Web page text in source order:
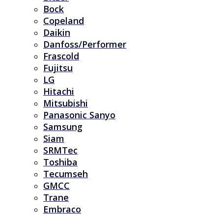
Bock
Copeland
Daikin
Danfoss/Performer
Frascold
Fujitsu
LG
Hitachi
Mitsubishi
Panasonic Sanyo
Samsung
Siam
SRMTec
Toshiba
Tecumseh
GMCC
Trane
Embraco